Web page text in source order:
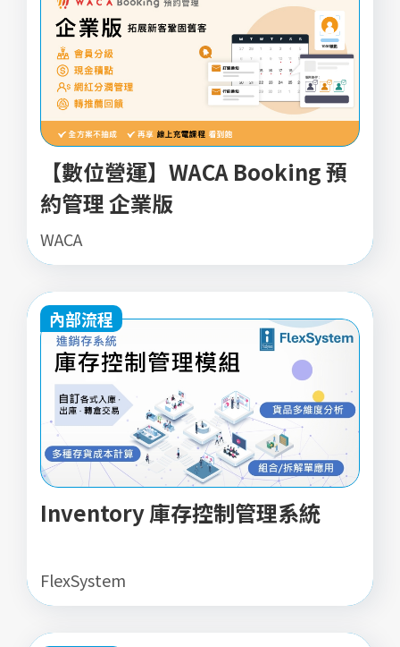
【數位營運】WACA Booking 預
約管理 企業版
WACA
內部流程
Inventory 庫存控制管理系統
FlexSystem